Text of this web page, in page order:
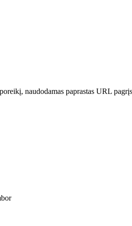
naudodamas paprastas URL